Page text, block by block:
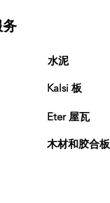
水泥
Kalsi 板
Eter 屋瓦
木材和胶合板